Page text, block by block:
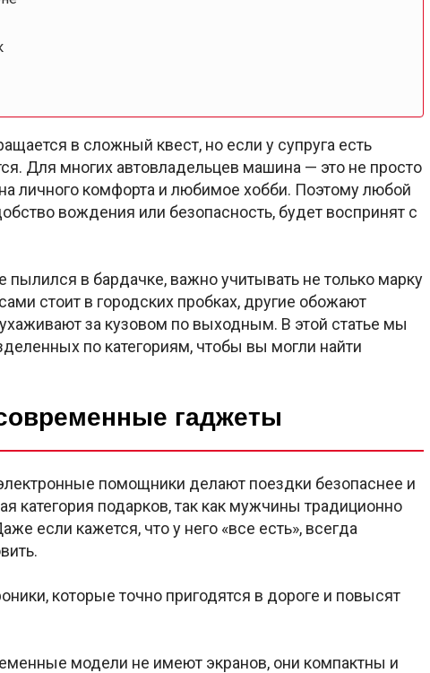
в сложный квест, но если у супруга есть
Для многих автовладельцев машина — это не просто
личного комфорта и любимое хобби. Поэтому любой
вождения или безопасность, будет воспринят с
в бардачке, важно учитывать не только марку
стоит в городских пробках, другие обожают
за кузовом по выходным. В этой статье мы
по категориям, чтобы вы могли найти
гаджеты
помощники делают поездки безопаснее и
категория подарков, так как мужчины традиционно
если кажется, что у него «все есть», всегда
которые точно пригодятся в дороге и повысят
модели не имеют экранов, они компактны и